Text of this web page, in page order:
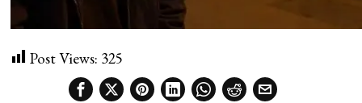
Post Views: 325